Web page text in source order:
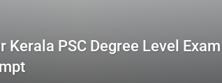
Kerala PSC Degree Level